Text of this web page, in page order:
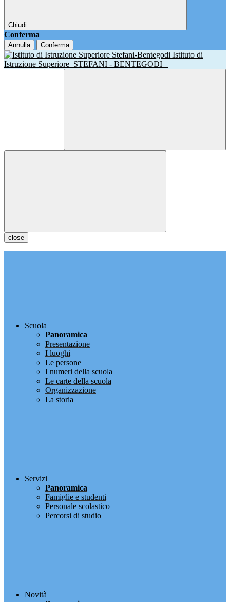
Chiudi
Conferma
Annulla Conferma
Istituto di
Istruzione Superiore STEFANI - BENTEGODI
close
Scuola
Panoramica
Presentazione
I luoghi
Le persone
I numeri della scuola
Le carte della scuola
Organizzazione
La storia
Servizi
Panoramica
Famiglie e studenti
Personale scolastico
Percorsi di studio
Novità